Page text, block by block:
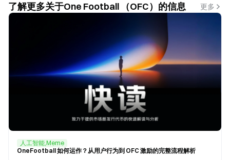
了解更多关于One Football （OFC）的信息 更多
人工智能,Meme
OneFootball 如何运作？从用户行为到 OFC 激励的完整流程解析